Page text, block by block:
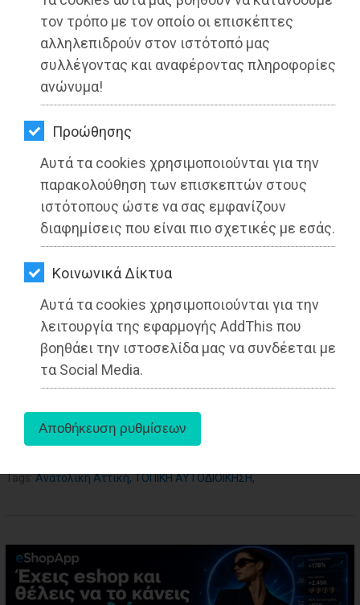
τον τρόπο με τον οποίο οι επισκέπτες
αλληλεπιδρούν στον ιστότοπό μας
συλλέγοντας και αναφέροντας πληροφορίες
ανώνυμα!
Προώθησης
Αυτά τα cookies χρησιμοποιούνται για την
παρακολούθηση των επισκεπτών στους
ιστότοπους ώστε να σας εμφανίζουν
διαφημίσεις που είναι πιο σχετικές με εσάς.
Kοινωνικά Δίκτυα
Αυτά τα cookies χρησιμοποιούνται για την
λειτουργία της εφαρμογής AddThis που
βοηθάει την ιστοσελίδα μας να συνδέεται με
τα Social Media.
ΤΑΞΙΔΙΑ
ΕΞΟΔΟΣ
ΠΕΡΙΒΑΛΛΟΝ
ΚΑΤΟΙΚΙΔΙΟ
ΑΓΓΕΛΙΕΣ
ΕΦΗΜΕΡΙΔΕΣ
OΔΗΓΟΣ
ΑΓΟΡΑΣ
ΨΙΘΥΡΟΙ
ΑΠΟΣΤΟΛΗ
ΑΡΘΡΩΝ
Πυρκαγιά στην Πεντέλη: Νέα υποβολή
αιτήσεων για αυτοψία και εκτίμηση
των ζημιών
Διαβάστηκε 4294 φορές
27-05-2025
Από τo Dimotisnews
aboutus
Tags:Ανατολική Αττική,ΤΟΠΙΚΗ ΑΥΤΟΔΙΟΙΚΗΣΗ,